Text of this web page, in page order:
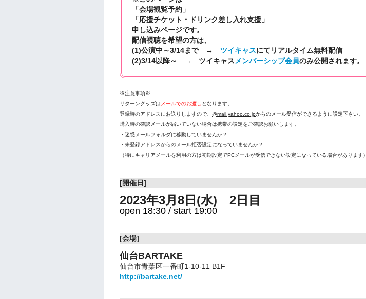
「会場観覧予約」
「応援チケット・ドリンク差し入れ支援」
申し込みページです。
配信視聴を希望の方は、
(1)公演中～3/14まで → ツイキャスにて リアルタイム無料配信
(2)3/14以降～ → ツイキャス メンバーシップ会員のみ公開されます。
※注意事項※
リターングッズは メールでのお渡し となります。
登録時のアドレスにお送りしますので、 @mail.yahoo.co.jpからのメール受信ができるように設定下さい。
購入時の確認メールが届いていない場合は携帯の設定をご確認お願いします。
・迷惑メールフォルダに移動していませんか？
・未登録アドレスからのメール拒否設定になっていませんか？
（特にキャリアメールを利用の方は初期設定でPCメールが受信できない設定になっている場合があります）
[開催日]
2023年3月8日(水) 2日目
open 18:30 / start 19:00
[会場]
仙台BARTAKE
仙台市青葉区一番町1-10-11 B1F
http://bartake.net/